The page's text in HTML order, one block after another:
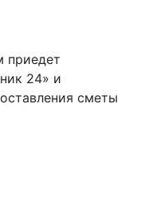
приедет
24» и
сметы